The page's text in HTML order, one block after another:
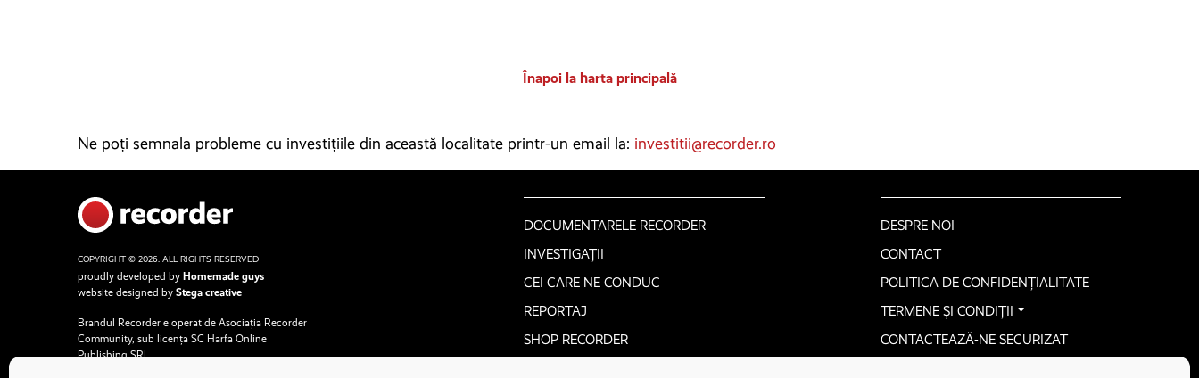
Înapoi la harta principală
Ne poți semnala probleme cu investițiile din această localitate printr-un email la: investitii@recorder.ro
COPYRIGHT © 2026. ALL RIGHTS RESERVED
proudly developed by Homemade guys
website designed by Stega creative
Brandul Recorder e operat de Asociația Recorder
Community, sub licența SC Harfa Online
Publishing SRL.
DOCUMENTARELE RECORDER
INVESTIGAȚII
CEI CARE NE CONDUC
REPORTAJ
SHOP RECORDER
DESPRE NOI
CONTACT
POLITICA DE CONFIDENȚIALITATE
TERMENE ȘI CONDIȚII
CONTACTEAZĂ-NE SECURIZAT